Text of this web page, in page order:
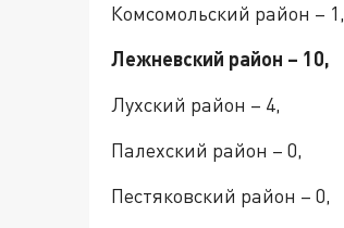
Комсомольский район – 1,
Лежневский район – 10,
Лухский район – 4,
Палехский район – 0,
Пестяковский район – 0,